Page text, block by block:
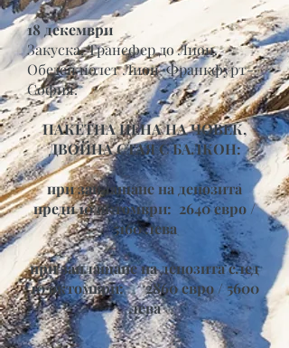
18 декември
Закуска. Трансфер до Лион.
Обеден полет Лион-Франкфурт-
София.
ПАКЕТНА ЦЕНА НА ЧОВЕК,
ДВОЙНА СТАЯ С БАЛКОН:
при заплащане на депозита
преди 10 октомври: 2640 евро /
5160 лева
при заплащане на депозита след
10 октомври: 2860 евро / 5600
лева